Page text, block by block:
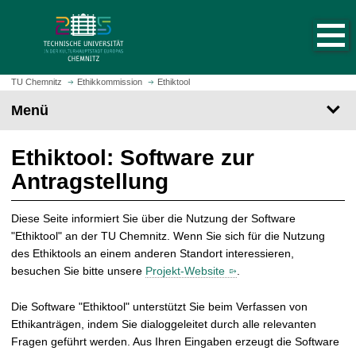
z
m
t
e
i
t
e
a
u
f
r
u
f
n
TU Chemnitz Ethikkommission Ethiktool
Menü
Ethiktool: Software zur
Antragstellung
Diese Seite informiert Sie über die Nutzung der Software
"Ethiktool" an der TU Chemnitz. Wenn Sie sich für die Nutzung
des Ethiktools an einem anderen Standort interessieren,
besuchen Sie bitte unsere Projekt-Website
Die Software "Ethiktool" unterstützt Sie beim Verfassen von
Ethikanträgen, indem Sie dialoggeleitet durch alle relevanten
Fragen geführt werden. Aus Ihren Eingaben erzeugt die Software